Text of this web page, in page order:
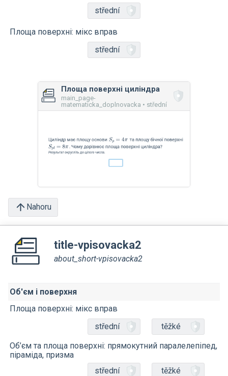
střední
Площа поверхні: мікс вправ
střední
Площа поверхні циліндра
main_page-
matematicka_doplnovacka • střední
Nahoru
title-vpisovacka2
about_short-vpisovacka2
Об'єм і поверхня
Площа поверхні: мікс вправ
střední
těžké
Об’єм та площа поверхні: прямокутний паралелепіпед,
піраміда, призма
střední
těžké